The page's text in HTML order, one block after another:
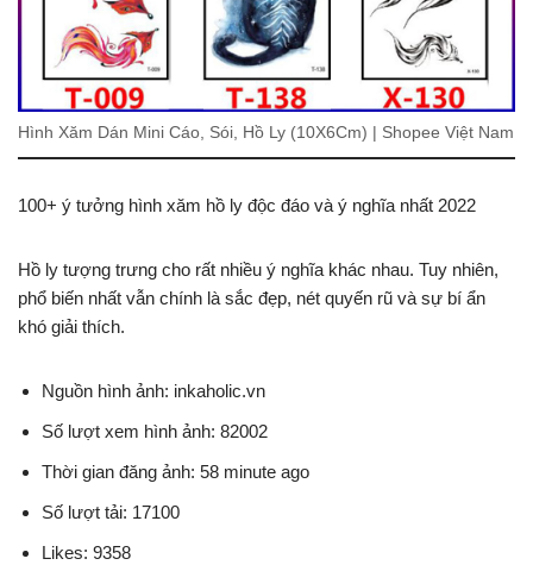
Hình Xăm Dán Mini Cáo, Sói, Hồ Ly (10X6Cm) | Shopee Việt Nam
100+ ý tưởng hình xăm hồ ly độc đáo và ý nghĩa nhất 2022
Hồ ly tượng trưng cho rất nhiều ý nghĩa khác nhau. Tuy nhiên,
phổ biến nhất vẫn chính là sắc đẹp, nét quyến rũ và sự bí ẩn
khó giải thích.
Nguồn hình ảnh: inkaholic.vn
Số lượt xem hình ảnh: 82002
Thời gian đăng ảnh: 58 minute ago
Số lượt tải: 17100
Likes: 9358